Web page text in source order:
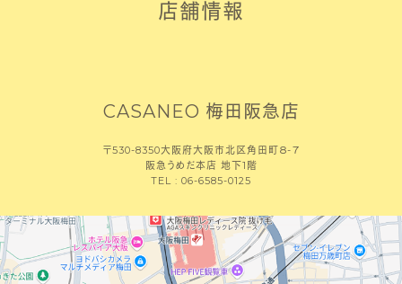
店舗情報
CASANEO 梅田阪急店
〒530-8350大阪府大阪市北区角田町８-７
阪急うめだ本店 地下1階
TEL : 06-6585-0125